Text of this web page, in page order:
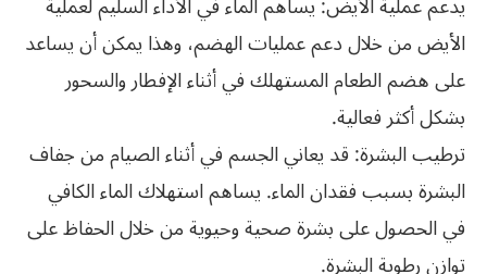
الأيض من خلال دعم عمليات الهضم، وهذا يمكن أن يساعد
على هضم الطعام المستهلك في أثناء الإفطار والسحور
بشكل أكثر فعالية.
ترطيب البشرة: قد يعاني الجسم في أثناء الصيام من جفاف
البشرة بسبب فقدان الماء. يساهم استهلاك الماء الكافي
في الحصول على بشرة صحية وحيوية من خلال الحفاظ على
توازن رطوبة البشرة.